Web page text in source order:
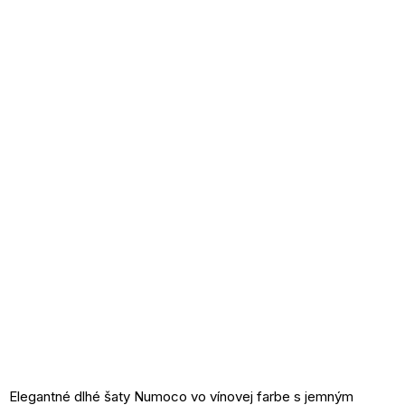
Elegantné dlhé šaty Numoco vo vínovej farbe s jemným